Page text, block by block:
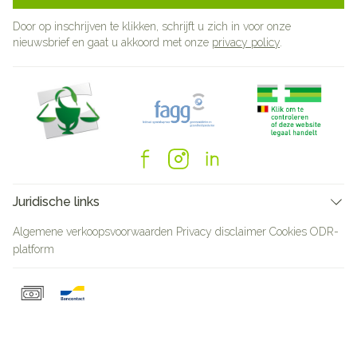
Door op inschrijven te klikken, schrijft u zich in voor onze
nieuwsbrief en gaat u akkoord met onze privacy policy
Juridische links
Algemene verkoopsvoorwaarden Privacy disclaimer Cookies ODR-
platform